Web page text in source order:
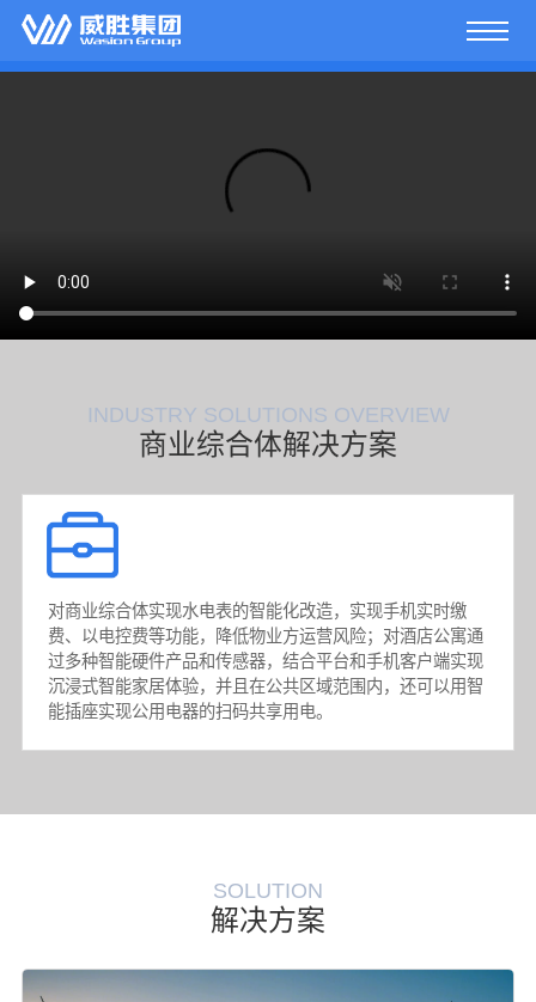
INDUSTRY SOLUTIONS OVERVIEW
商业综合体解决方案
对商业综合体实现水电表的智能化改造，实现手机实时缴
费、以电控费等功能，降低物业方运营风险；对酒店公寓通
过多种智能硬件产品和传感器，结合平台和手机客户端实现
沉浸式智能家居体验，并且在公共区域范围内，还可以用智
能插座实现公用电器的扫码共享用电。
SOLUTION
解决方案